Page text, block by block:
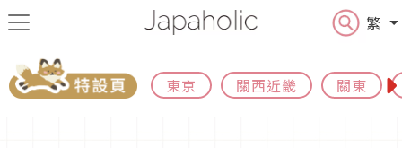
繁
東京 關西近畿 關東